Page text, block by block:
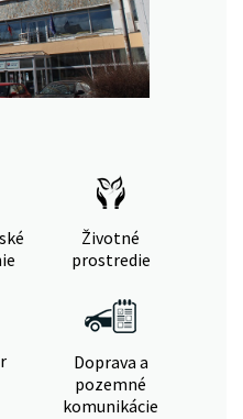
Životné
prostredie
Doprava a
pozemné
komunikácie